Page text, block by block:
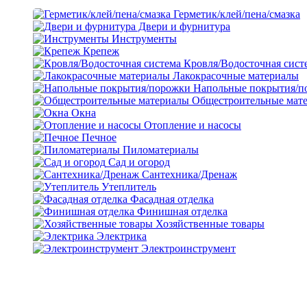
Герметик/клей/пена/смазка
Двери и фурнитура
Инструменты
Крепеж
Кровля/Водосточная
Лакокрасочные материалы
Напольные покрытия/
Общестроительные
Окна
Отопление и насосы
Печное
Пиломатериалы
Сад и огород
Сантехника/Дренаж
Утеплитель
Фасадная отделка
Финишная отделка
Хозяйственные товары
Электрика
Электроинструмент